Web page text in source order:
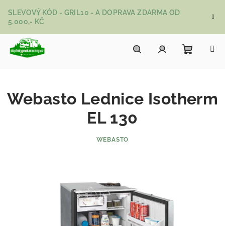
SLEVOVÝ KÓD - GRIL10 - A DOPRAVA ZDARMA OD
5.000,- KČ
Webasto Lednice Isotherm
EL 130
WEBASTO